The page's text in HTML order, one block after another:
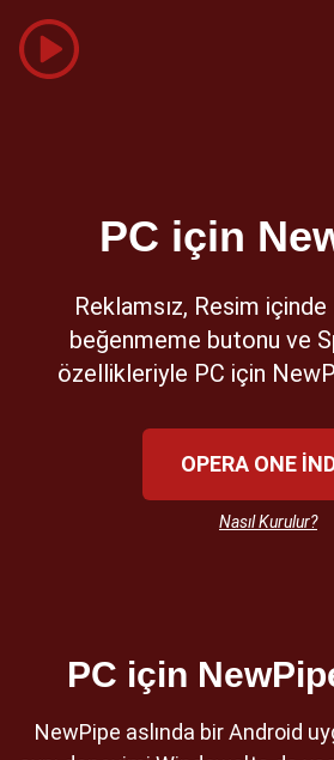
PC için
Reklamsız, Resim
beğenmeme butonu ve
özellikleriyle PC için
OPERA ONE
Nasıl Kurulur?
PC için
NewPipe aslında bir Android